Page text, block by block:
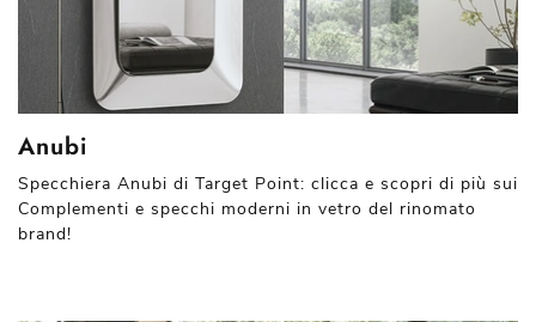
Anubi
Specchiera Anubi di Target Point: clicca e scopri di più sui
Complementi e specchi moderni in vetro del rinomato
brand!